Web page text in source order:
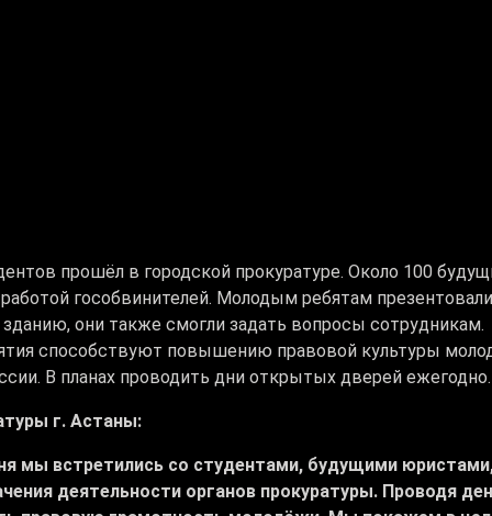
прошёл в городской прокуратуре. Около 100
гособвинителей. Молодым ребятам презентовали
они также смогли задать вопросы сотрудникам.
способствуют повышению правовой культуры
В планах проводить дни открытых дверей ежегодно.
г. Астаны:
мы встретились со студентами, будущими
деятельности органов прокуратуры. Проводя